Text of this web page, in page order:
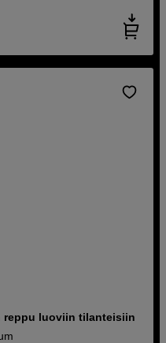
luoviin tilanteisiin